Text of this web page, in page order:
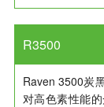
R3500
Raven 3500炭
对高色素性能